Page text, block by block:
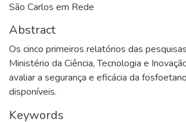
São Carlos em Rede
Abstract
Os cinco primeiros relatórios das
Ministério da Ciência, Tecnologia e
avaliar a segurança e eficácia da
disponíveis.
Keywords